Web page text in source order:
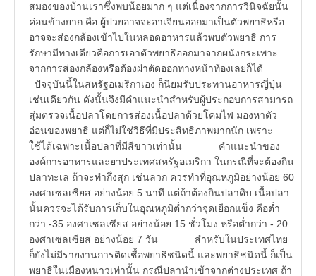
สมองของบ้านเราซึ่งพบน้อยมาก ๆ แต่เนื่องจากการวินิจฉัยนั้น
ค่อนข้างยาก คือ ผู้ปวยอาจจะอาเจียนออกมาเป็นตัวพยาธิหรือ
อาจจะส่องกล้องเข้าไปในหลอดอาหารแล้วพบตัวพยาธิ การ
รักษามีทางเดียวคือการเอาตัวพยาธิออกมาจากผนังกระเพาะ
จากการส่องกล้องหรือต้องผ่าตัดออกทางหน้าท้องเลยก็ได้
ปัจจุบันนี้ในสหรัฐอเมริกาเอง ก็นิยมรับประทานอาหารญี่ปุ่น
เช่นเดียวกัน ดังนั้นจึงมีคำแนะนำสำหรับผู้ประกอบการสามารถ
สุ่มตรวจเนื้อปลาโดยการส่องเนื้อปลาด้วยโคมไฟ มองหาตัว
อ่อนของพยาธิ แต่ก็ไม่ใช่วิธีที่มีประสิทธิภาพมากนัก เพราะ
ใช้ได้เฉพาะเนื้อปลาที่มีสีขาวเท่านั้น คำแนะนำของ
องค์การอาหารและยาประเทศสหรัฐอเมริกา ในกรณีที่จะต้องกิน
ปลาทะเล ถ้าจะทำกึ่งสุก เช่นลวก ควรทำที่อุณหภูมิอย่างน้อย 60
องศาเซลเซียส อย่างน้อย 5 นาที แต่ถ้าต้องกินปลาดิบ เนื้อปลา
นั้นควรจะได้รับการเก็บในอุณหภูมิต่ำกว่าจุดเยือกแข็ง คือต่ำ
กว่า -35 องศาเซลเซียส อย่างน้อย 15 ชั่วโมง หรือต่ำกว่า - 20
องศาเซลเซียส อย่างน้อย 7 วัน สำหรับในประเทศไทย
ก็ยังไม่มีรายงานการติดเชื้อพยาธิชนิดนี้ และพยาธิชนิดนี้ ก็เป็น
พยาธิในเมืองหนาวเท่านั้น กรณีปลานำเข้าจากต่างประเทศ ถ้า